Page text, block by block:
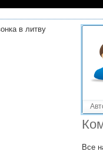
в баку?
в литву
Все